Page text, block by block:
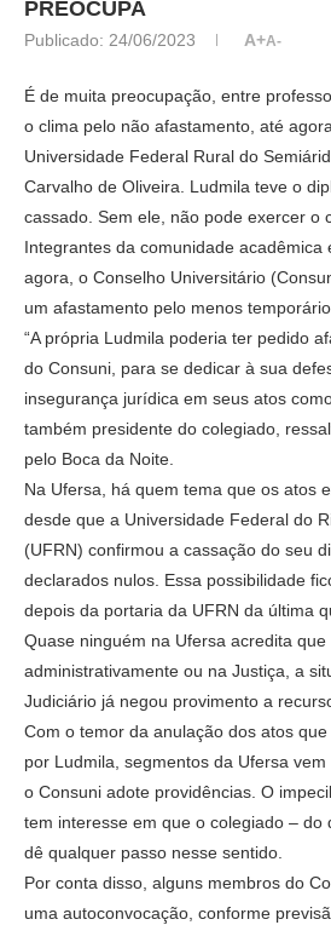
PREOCUPA
Publicado: 24/06/2023 A+A-
É de muita preocupação, entre
o clima pelo não afastamento, até
Universidade Federal Rural do
Carvalho de Oliveira. Ludmila teve o
cassado. Sem ele, não pode exercer o
Integrantes da comunidade acadêmica
agora, o Conselho Universitário
um afastamento pelo menos
“A própria Ludmila poderia ter pedido
do Consuni, para se dedicar à sua
insegurança jurídica em seus atos
também presidente do colegiado,
pelo Boca da Noite.
Na Ufersa, há quem tema que os atos
desde que a Universidade Federal do
(UFRN) confirmou a cassação do seu
declarados nulos. Essa possibilidade
depois da portaria da UFRN da última
Quase ninguém na Ufersa acredita
administrativamente ou na Justiça, a
Judiciário já negou provimento a
Com o temor da anulação dos atos
por Ludmila, segmentos da Ufersa
o Consuni adote providências. O
tem interesse em que o colegiado – do
dê qualquer passo nesse sentido.
Por conta disso, alguns membros do
uma autoconvocação, conforme